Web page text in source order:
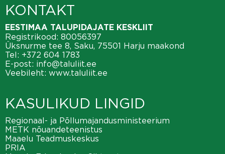
KONTAKT
EESTIMAA TALUPIDAJATE KESKLIIT
Registrikood: 80056397
Üksnurme tee 8, Saku, 75501 Harju maakond
Tel: +372 604 1783
E-post: info@taluliit.ee
Veebileht: www.taluliit.ee
KASULIKUD LINGID
Regionaal- ja Põllumajandusministeerium
METK nõuandeteenistus
Maaelu Teadmuskeskus
PRIA